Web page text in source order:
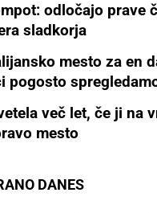
odločajo prave
sladkorja
mesto za en
pogosto
več let, če ji na
mesto
DANES